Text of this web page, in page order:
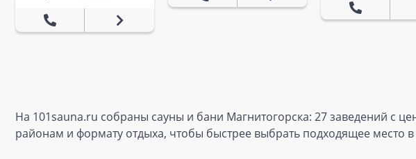
На 101sauna.ru собраны сауны и бани Магнитогорска: 27 заведений с
районам и формату отдыха, чтобы быстрее выбрать подходящее место в